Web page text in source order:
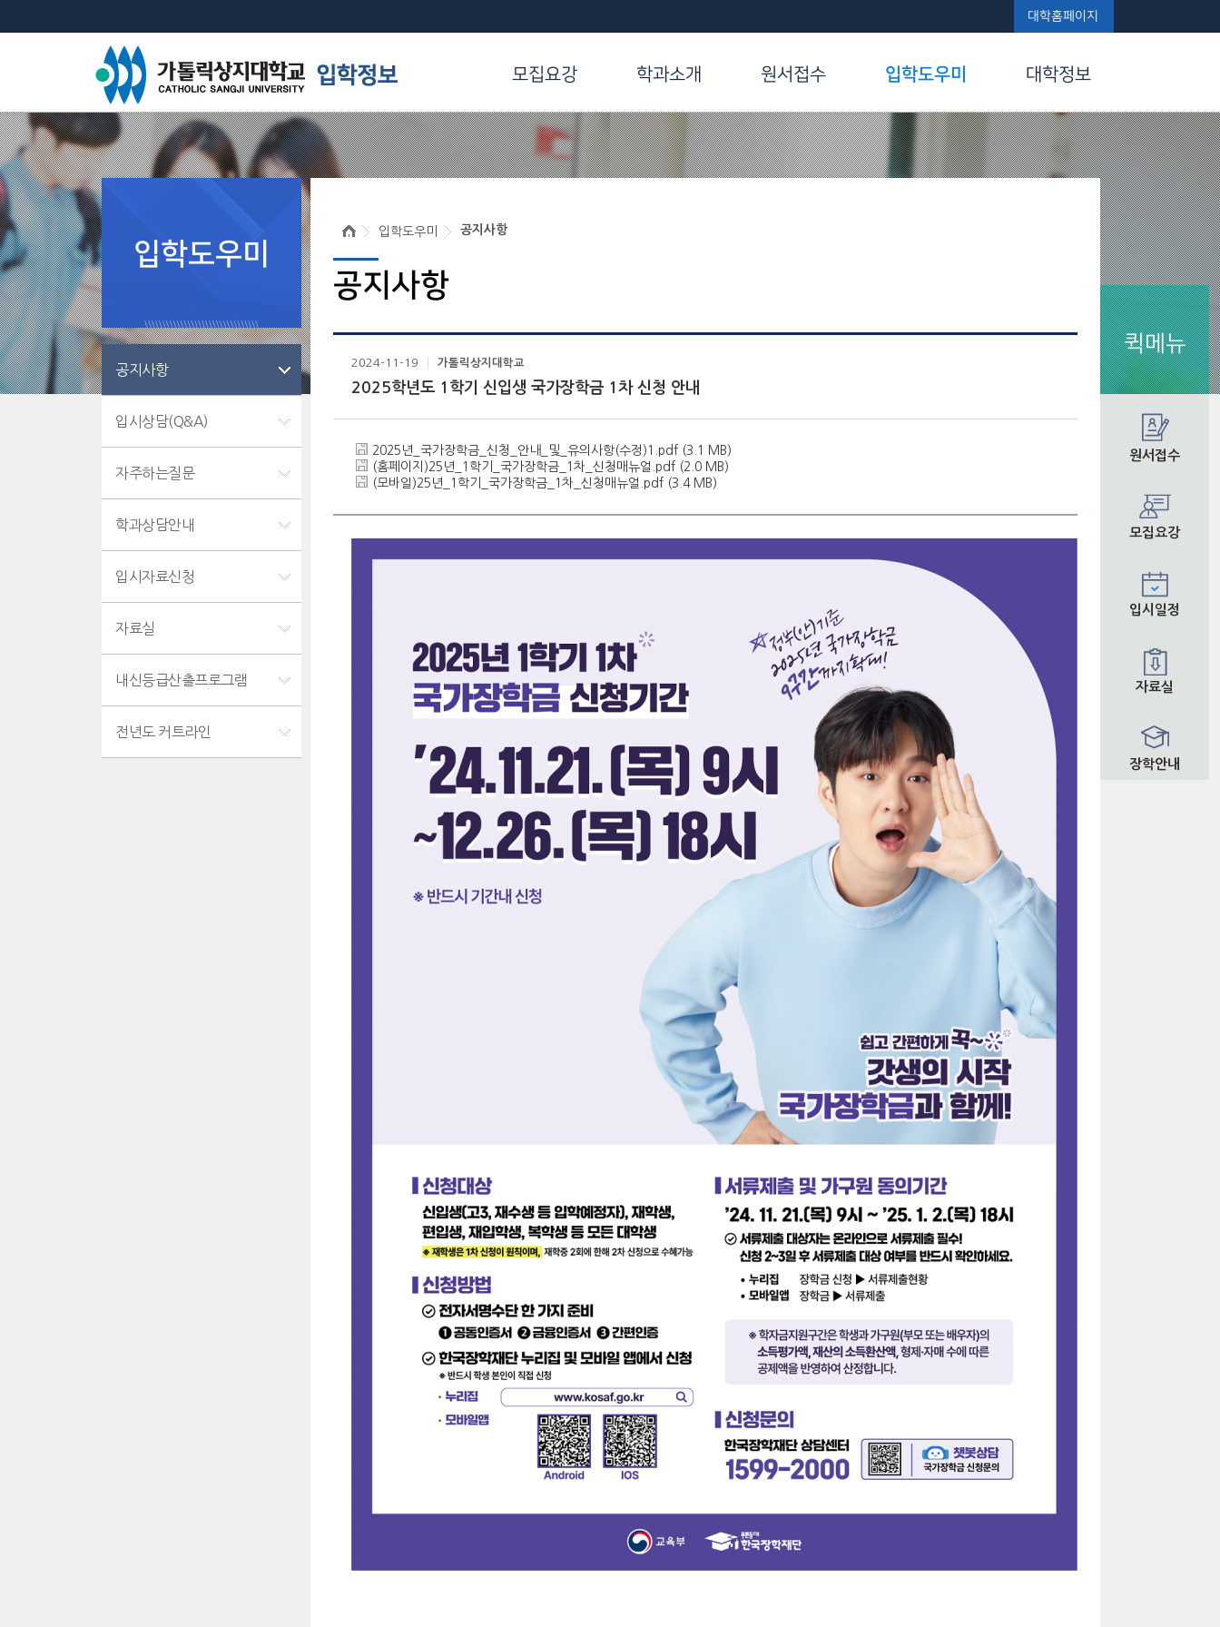
대학홈페이지
모집요강 학과소개 원서접수 입학도우미 대학정보
퀵메뉴
원서접수
모집요강
입시일정
자료실
장학안내
입학도우미
공지사항
입시상담(Q&A)
자주하는질문
학과상담안내
입시자료신청
자료실
내신등급산출프로그램
전년도 커트라인
입학도우미 공지사항
공지사항
2024-11-19 가톨릭상지대학교
2025학년도 1학기 신입생 국가장학금 1차 신청 안내
2025년_국가장학금_신청_안내_및_유의사항(수정)1.pdf (3.1 MB)
(홈페이지)25년_1학기_국가장학금_1차_신청매뉴얼.pdf (2.0 MB)
(모바일)25년_1학기_국가장학금_1차_신청매뉴얼.pdf (3.4 MB)